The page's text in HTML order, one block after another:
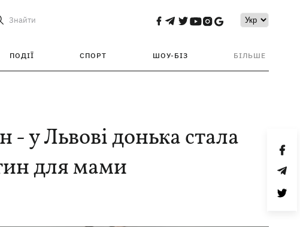
Знайти
ПОДІЇ СПОРТ ШОУ-БІЗ БІЛЬШЕ
у Львові донька стала
для мами